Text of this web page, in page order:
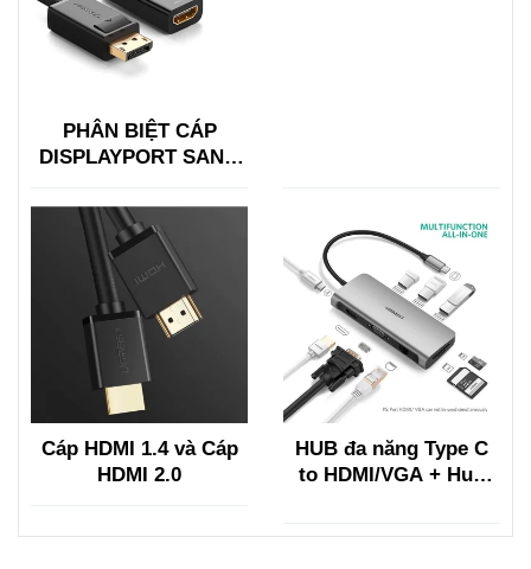
PHÂN BIỆT CÁP
DISPLAYPORT SANG
DISPLAYPORT
Cáp HDMI 1.4 và Cáp
HDMI 2.0
HUB đa năng Type C
to HDMI/VGA + Hub